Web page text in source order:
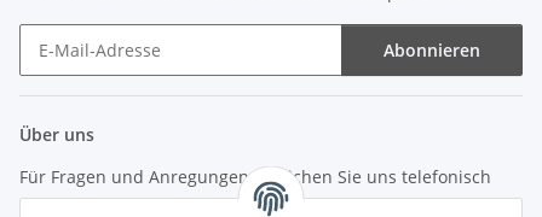
Abonnieren
Über uns
Für Fragen und Anregungen erreichen Sie uns telefonisch